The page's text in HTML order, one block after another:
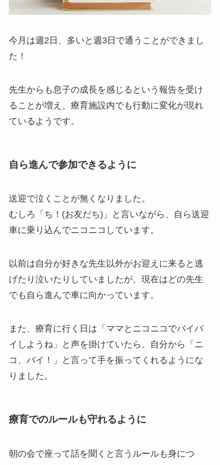
今月は週2日、多いと週3日で通うことができまし
た！
先生からも息子の成長を感じるという報告を受け
ることが増え、療育施設内でも行動に変化が現れ
ているようです。
自ら進んで参加できるように
送迎で泣くことが無くなりました。
むしろ「ち！(お友だち)」と言いながら、自ら送迎
車に乗り込んでニコニコしています。
以前は自分が好きな先生以外がお迎えに来ると逃
げたり泣いたりしていましたが、現在はどの先生
でも自ら進んで車に向かっています。
また、療育に行く日は「ママとニコニコでバイバ
イしようね」と声を掛けていたら、自分から「ニ
コ、バイ！」と言って手を振ってくれるようにな
りました。
療育でのルールも守れるように
朝の会で座って話を聞くと言うルールも身につ